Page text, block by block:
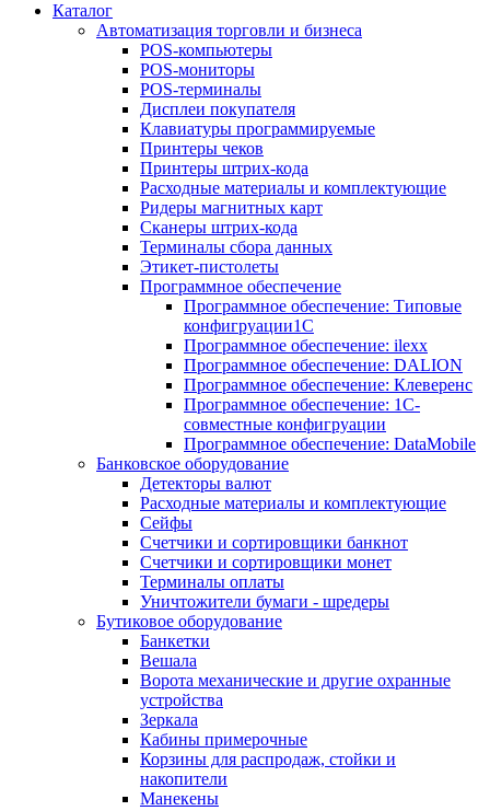
Каталог
Автоматизация торговли и бизнеса
POS-компьютеры
POS-мониторы
POS-терминалы
Дисплеи покупателя
Клавиатуры программируемые
Принтеры чеков
Принтеры штрих-кода
Расходные материалы и комплектующие
Ридеры магнитных карт
Сканеры штрих-кода
Терминалы сбора данных
Этикет-пистолеты
Программное обеспечение
Программное обеспечение: Типовые
конфигруации1С
Программное обеспечение: ilexx
Программное обеспечение: DALION
Программное обеспечение: Клеверенс
Программное обеспечение: 1С-
совместные конфигруации
Программное обеспечение: DataMobile
Банковское оборудование
Детекторы валют
Расходные материалы и комплектующие
Сейфы
Счетчики и сортировщики банкнот
Счетчики и сортировщики монет
Терминалы оплаты
Уничтожители бумаги - шредеры
Бутиковое оборудование
Банкетки
Вешала
Ворота механические и другие охранные
устройства
Зеркала
Кабины примерочные
Корзины для распродаж, стойки и
накопители
Манекены